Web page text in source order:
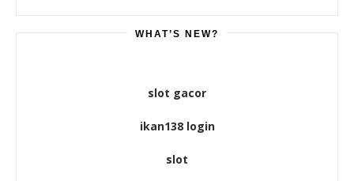
WHAT’S NEW?
slot gacor
ikan138 login
slot